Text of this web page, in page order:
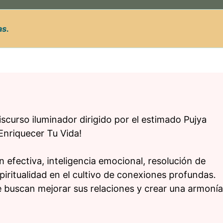
iluminador dirigido por el estimado Pujya
Tu Vida!
efectiva, inteligencia emocional, resolución de
en el cultivo de conexiones profundas.
mejorar sus relaciones y crear una armonía